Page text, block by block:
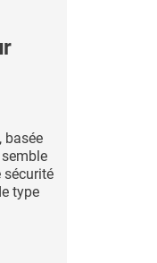
basée
sécurité
type